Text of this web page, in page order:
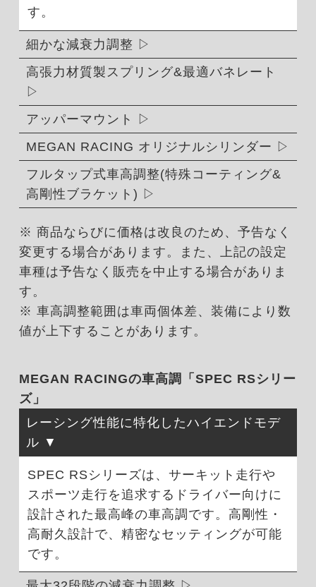
す。
細かな減衰力調整
高張力材質製スプリング&最適バネレート
アッパーマウント
MEGAN RACING オリジナルシリンダー
フルタップ式車高調整(特殊コーティング&
高剛性ブラケット)
※ 商品ならびに価格は改良のため、予告なく
変更する場合があります。また、上記の設定
車種は予告なく販売を中止する場合がありま
す。
※ 車高調整範囲は車両個体差、装備により数
値が上下することがあります。
MEGAN RACINGの車高調「SPEC RSシリー
ズ」
レーシング性能に特化したハイエンドモデ
ル
SPEC RSシリーズは、サーキット走行や
スポーツ走行を追求するドライバー向けに
設計された最高峰の車高調です。高剛性・
高耐久設計で、精密なセッティングが可能
です。